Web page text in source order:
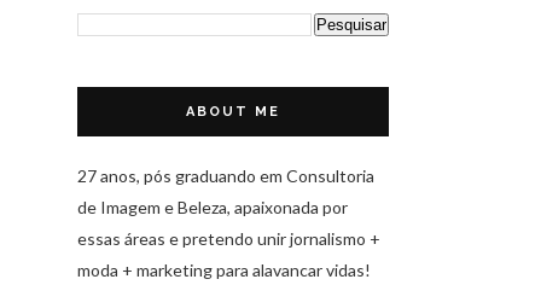
ABOUT ME
27 anos, pós graduando em Consultoria
de Imagem e Beleza, apaixonada por
essas áreas e pretendo unir jornalismo +
moda + marketing para alavancar vidas!